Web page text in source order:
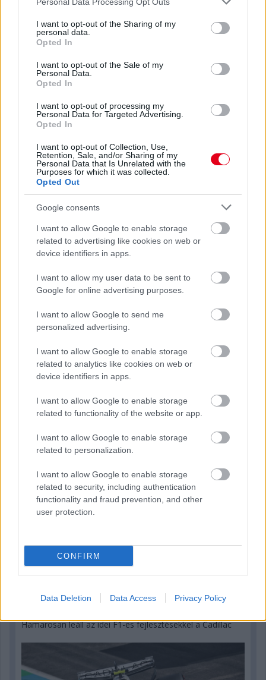
not limited to your visit or usage behaviour. You may click to
grant or deny consent to Google and its third-party tags to
use your data for below specified purposes in below Google
consent section.
I want to opt-out of the Sharing of my
personal data.
Opted In
I want to opt-out of the Sale of my
Personal Data.
Opted In
I want to opt-out of processing my
Personal Data for Targeted Advertising.
Opted In
I want to opt-out of Collection, Use,
Retention, Sale, and/or Sharing of my
Personal Data that Is Unrelated with the
Purposes for which it was collected.
Opted Out
Google consents
I want to allow Google to enable storage
related to advertising like cookies on web or
device identifiers in apps.
I want to allow my user data to be sent to
Google for online advertising purposes.
I want to allow Google to send me
personalized advertising.
I want to allow Google to enable storage
related to analytics like cookies on web or
device identifiers in apps.
I want to allow Google to enable storage
related to functionality of the website or app.
I want to allow Google to enable storage
related to personalization.
I want to allow Google to enable storage
related to security, including authentication
functionality and fraud prevention, and other
user protection.
CONFIRM
Data Deletion Data Access Privacy Policy
Parc Fermé
24 perce
Domenicali: Több sprint lesz az F1-ben – de nem
mindenhol
2 órája
„Lando és Oscar kapcsolata csak még erősebbé vált a
tavalyi év után” – Stella
4 órája
Hamarosan leáll az idei F1-es fejlesztésekkel a Cadillac